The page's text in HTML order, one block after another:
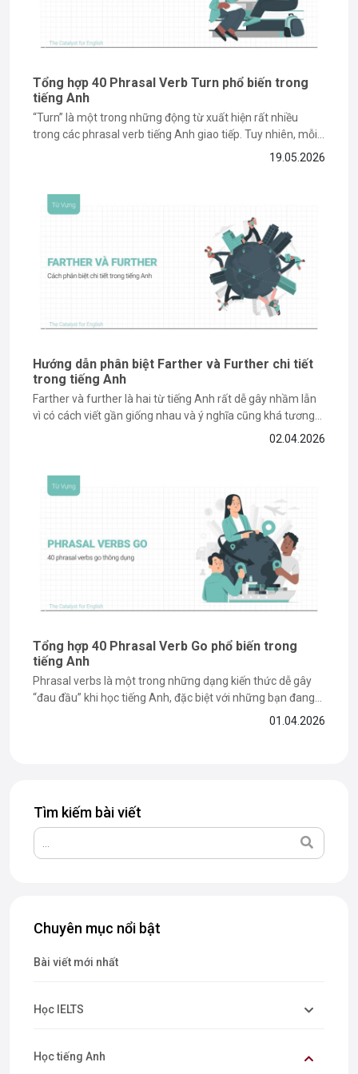
Tìm kiếm bài viết
Chuyên mục nổi bật
Bài viết mới nhất
Học IELTS
Học tiếng Anh
Tổng hợp 40 Phrasal Verb Turn phổ biến trong
tiếng Anh
“Turn” là một trong những động từ xuất hiện rất nhiều
trong các phrasal verb tiếng Anh giao tiếp. Tuy nhiên, mỗi
cụm như “turn on”, “turn off” hay “turn down” lại mang ý
19.05.2026
Hướng dẫn phân biệt Farther và Further chi tiết
trong tiếng Anh
Farther và further là hai từ tiếng Anh rất dễ gây nhầm lẫn
vì có cách viết gần giống nhau và ý nghĩa cũng khá tương
đồng. Vậy làm thế nào để phân biệt farther và further một
02.04.2026
Tổng hợp 40 Phrasal Verb Go phổ biến trong
tiếng Anh
Phrasal verbs là một trong những dạng kiến thức dễ gây
“đau đầu” khi học tiếng Anh, đặc biệt với những bạn đang
ôn thi IELTS. Trong đó, cụm động từ với “go” là một trong
01.04.2026